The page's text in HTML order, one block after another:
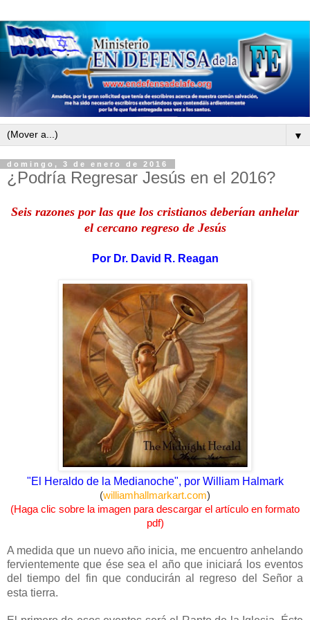
▼
domingo, 3 de enero de 2016
¿Podría Regresar Jesús en el 2016?
Seis razones por las que los cristianos deberían anhelar
el cercano regreso de Jesús
Por Dr. David R. Reagan
"El Heraldo de la Medianoche", por William Halmark
(williamhallmarkart.com)
(Haga clic sobre la imagen para descargar el artículo en formato
pdf)
A medida que un nuevo año inicia, me encuentro anhelando
fervientemente que ése sea el año que iniciará los eventos
del tiempo del fin que conducirán al regreso del Señor a
esta tierra.